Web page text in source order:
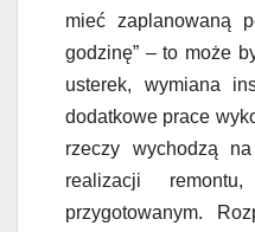
mieć zaplanowaną
godzinę” – to może
usterek, wymiana
dodatkowe prace
rzeczy wychodzą
realizacji
przygotowanym.